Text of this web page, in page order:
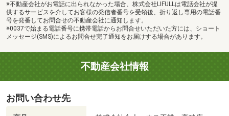
※不動産会社がお電話に出られなかった場合、株式会社LIFULLは電話会社が提
供するサービスを介してお客様の発信者番号を受領後、折り返し専用の電話番
号を発番してお問合せの不動産会社に通知します。
※0037で始まる電話番号に携帯電話からお問合せいただいた方には、ショート
メッセージ(SMS)によるお問合せ完了通知をお届けする場合があります。
不動産会社情報
お問い合わせ先